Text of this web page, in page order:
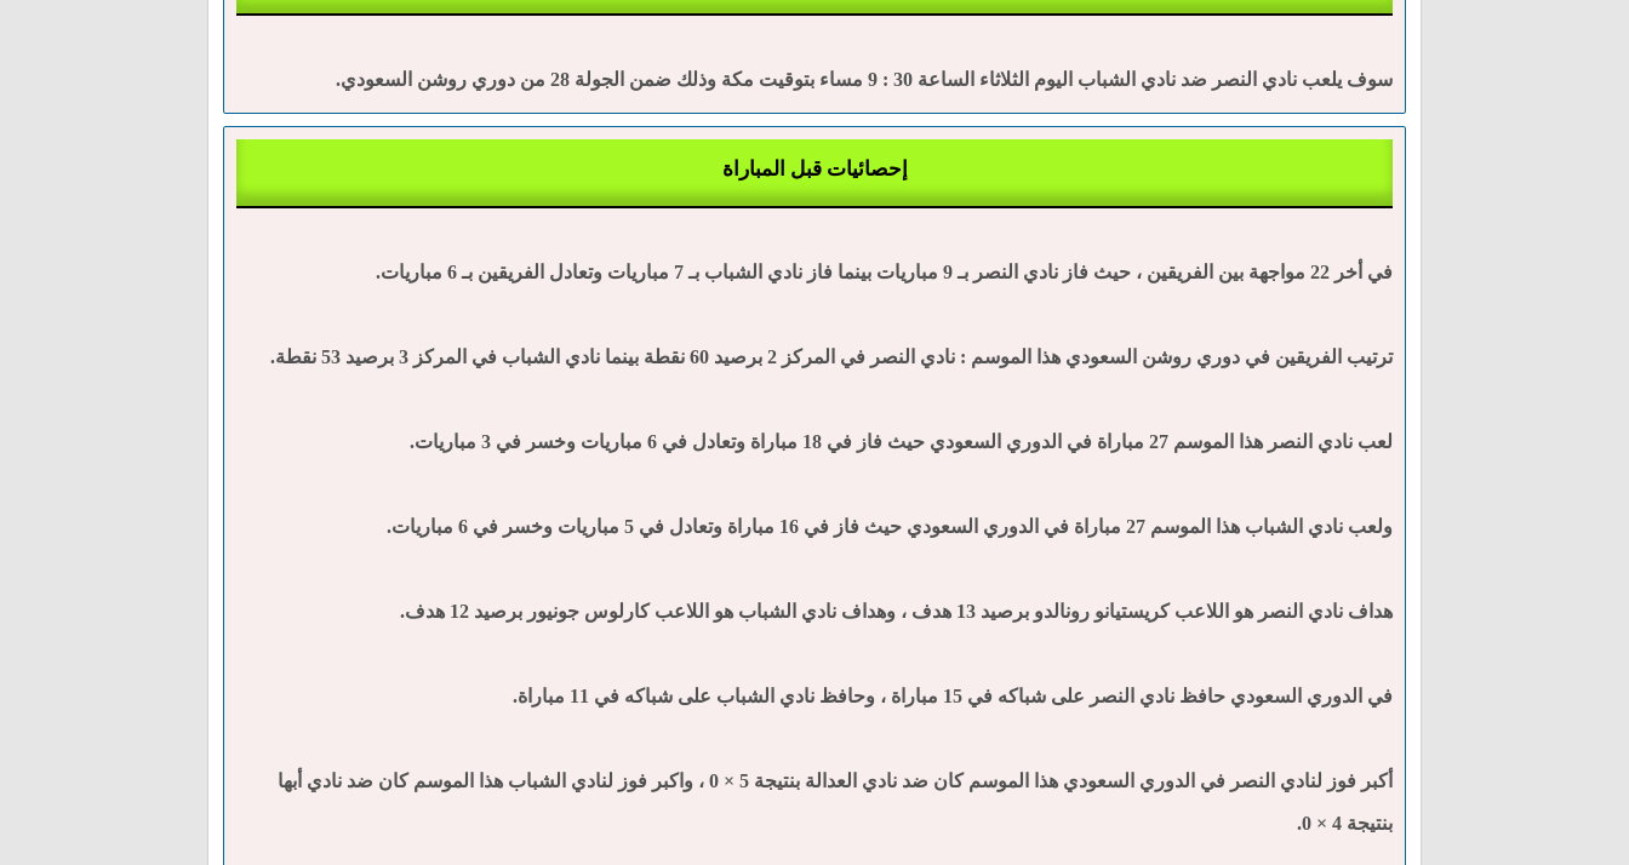
سوف يلعب نادي النصر ضد نادي الشباب اليوم الثلاثاء الساعة 30 : 9 مساء بتوقيت مكة وذلك ضمن الجولة 28 من دوري روشن السعودي.
إحصائيات قبل المباراة
في أخر 22 مواجهة بين الفريقين ، حيث فاز نادي النصر بـ 9 مباريات بينما فاز نادي الشباب بـ 7 مباريات وتعادل الفريقين بـ 6 مباريات.
ترتيب الفريقين في دوري روشن السعودي هذا الموسم : نادي النصر في المركز 2 برصيد 60 نقطة بينما نادي الشباب في المركز 3 برصيد 53 نقطة.
لعب نادي النصر هذا الموسم 27 مباراة في الدوري السعودي حيث فاز في 18 مباراة وتعادل في 6 مباريات وخسر في 3 مباريات.
ولعب نادي الشباب هذا الموسم 27 مباراة في الدوري السعودي حيث فاز في 16 مباراة وتعادل في 5 مباريات وخسر في 6 مباريات.
هداف نادي النصر هو اللاعب كريستيانو رونالدو برصيد 13 هدف ، وهداف نادي الشباب هو اللاعب كارلوس جونيور برصيد 12 هدف.
في الدوري السعودي حافظ نادي النصر على شباكه في 15 مباراة ، وحافظ نادي الشباب على شباكه في 11 مباراة.
أكبر فوز لنادي النصر في الدوري السعودي هذا الموسم كان ضد نادي العدالة بنتيجة 5 × 0 ، واكبر فوز لنادي الشباب هذا الموسم كان ضد نادي أبها
بنتيجة 4 × 0.